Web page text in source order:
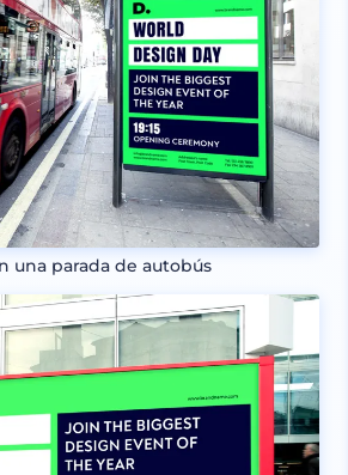
una parada de autobús